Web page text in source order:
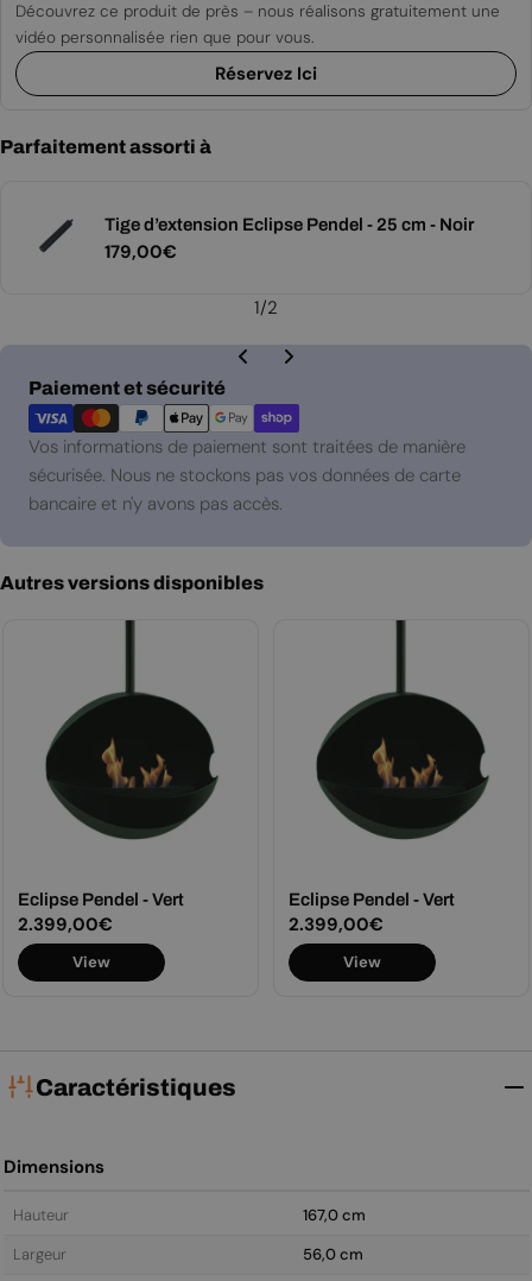
Découvrez ce produit de près – nous réalisons gratuitement une
vidéo personnalisée rien que pour vous.
Réservez Ici
Parfaitement assorti à
Tige d’extension Eclipse Pendel - 25 cm - Noir
Prix
179,00€
1/2
Paiement et sécurité
Modes
de
paiement
Vos informations de paiement sont traitées de manière
sécurisée. Nous ne stockons pas vos données de carte
bancaire et n'y avons pas accès.
Autres versions disponibles
Eclipse Pendel - Vert
Prix
régulier
2.399,00€
View
Eclipse Pendel - Vert
Prix
régulier
2.399,00€
View
Caractéristiques
Dimensions
Hauteur
167,0 cm
Largeur
56,0 cm